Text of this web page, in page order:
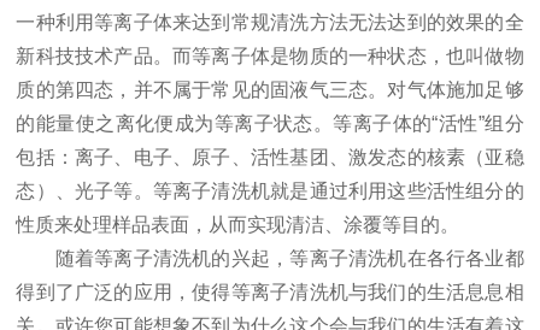
一种利用等离子体来达到常规清洗方法无法达到的效果的全
新科技技术产品。而等离子体是物质的一种状态，也叫做物
质的第四态，并不属于常见的固液气三态。对气体施加足够
的能量使之离化便成为等离子状态。等离子体的“活性”组分
包括：离子、电子、原子、活性基团、激发态的核素（亚稳
态）、光子等。等离子清洗机就是通过利用这些活性组分的
性质来处理样品表面，从而实现清洁、涂覆等目的。
随着等离子清洗机的兴起，等离子清洗机在各行各业都
得到了广泛的应用，使得等离子清洗机与我们的生活息息相
关。或许您可能想象不到为什么这个会与我们的生活有着这